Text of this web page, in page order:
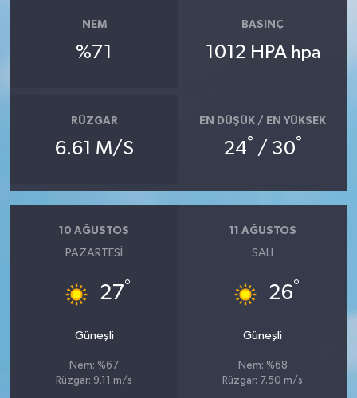
NEM
%71
BASINÇ
1012 HPA hpa
RÜZGAR
6.61 M/S
EN DÜŞÜK / EN YÜKSEK
24° / 30°
10 AĞUSTOS
PAZARTESI
27°
Güneşli
Nem: %67
Rüzgar: 9.11 m/s
11 AĞUSTOS
SALI
26°
Güneşli
Nem: %68
Rüzgar: 7.50 m/s